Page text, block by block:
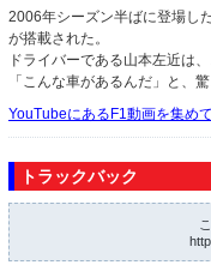
2006年シーズン半ばに登場し
が搭載された。
ドライバーである山本左近は
「こんな車があるんだ」と、
YouTubeにあるF1動画を集めて
トラックバック